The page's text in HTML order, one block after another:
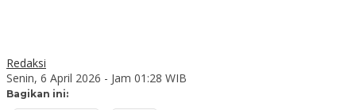
Redaksi
Senin, 6 April 2026 - Jam 01:28 WIB
Bagikan ini: